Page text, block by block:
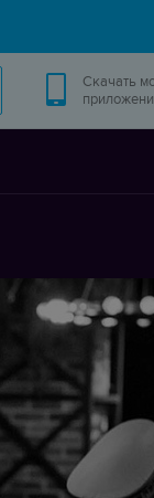
Скачать